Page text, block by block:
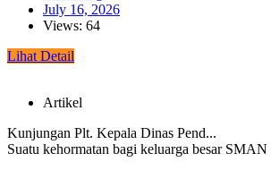
July 16, 2026
Views: 64
Lihat Detail
Artikel
Kunjungan Plt. Kepala Dinas Pend...
Suatu kehormatan bagi keluarga besar